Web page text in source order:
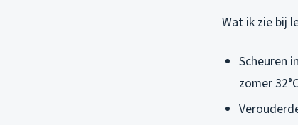
Wat ik zie bij
Scheuren
zomer